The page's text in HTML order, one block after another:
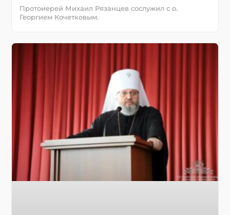
Протоиерей Михаил Рязанцев сослужил с о.
Георгием Кочетковым.